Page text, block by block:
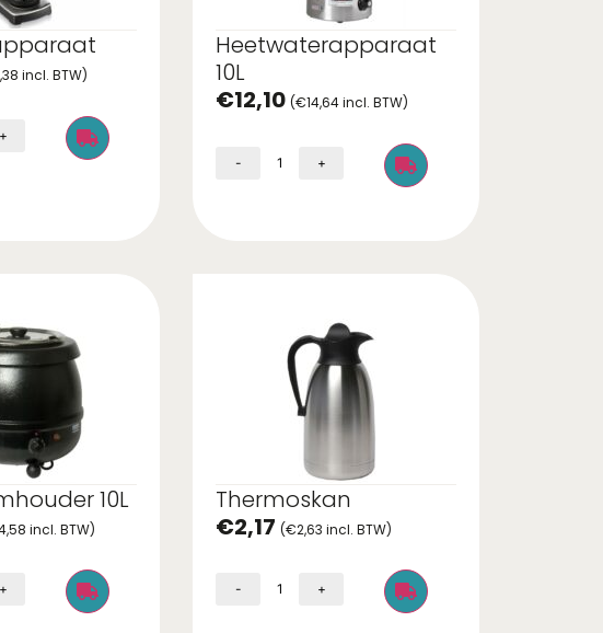
incl. BTW)
+
Heetwaterapparaat
10L
€12,10 (€14,64incl. BTW)
- +
10L
incl. BTW)
+
Thermoskan
€2,17 (€2,63 incl. BTW)
- +